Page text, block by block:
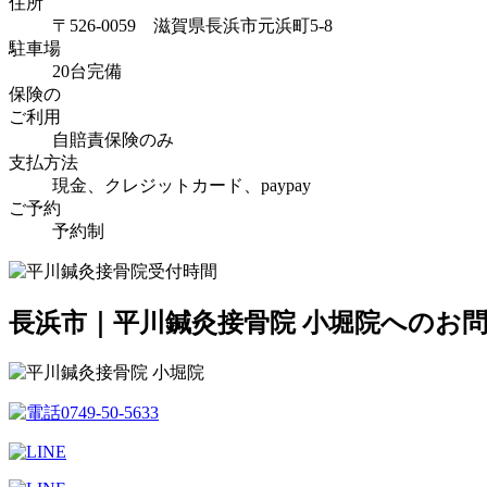
〒526-0059 滋賀県長浜市元浜町5-8
駐車場
20台完備
保険の
ご利用
自賠責保険のみ
支払方法
現金、クレジットカード、paypay
ご予約
予約制
長浜市｜平川鍼灸接骨院 小堀院へのお